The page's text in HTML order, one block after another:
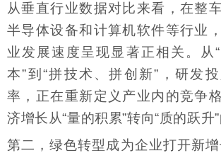
从垂直行业数据对比来看，在整
半导体设备和计算机软件等行业
业发展速度呈现显著正相关。从
本”到“拼技术、拼创新”，研发
率，正在重新定义产业内的竞争
济增长从“量的积累”转向“质的跃升
第二，绿色转型成为企业打开新增